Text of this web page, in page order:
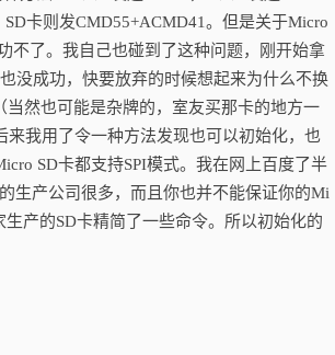
卡则发CMD55+ACMD41。但是关于Micro
不了。我自己也碰到了这种问题，刚开始拿
没成功，快要放弃的时候想起来为什么不换
然也可能是杂牌的，室友买那卡的地方一
我用了令一种方法发现也可以初始化，也
SD卡都支持SPI模式。我在网上百度了半
生产公司很多，而且你也并不能保证你的Mi
产的SD卡精简了一些命令。所以初始化的